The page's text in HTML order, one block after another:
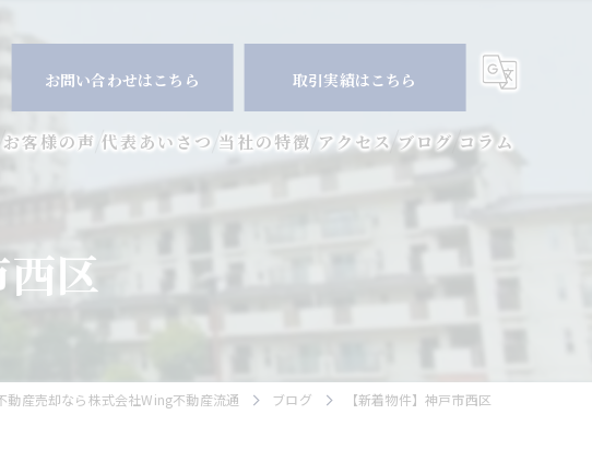
お問い合わせはこちら 取引実績はこちら
お客様の声 代表あいさつ 当社の特徴
相続
アクセス ブログ コラム
区
動産売却なら株式会社Wing不動産流通 ブログ 【新着物件】神戸市西区